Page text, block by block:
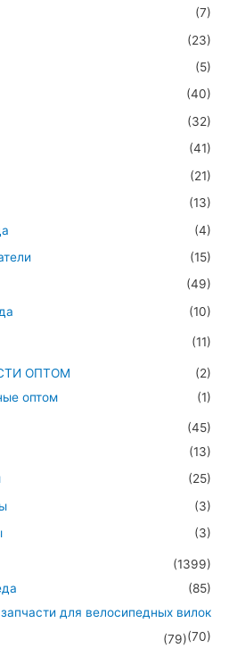
(7)
(23)
(5)
(40)
(32)
(41)
(21)
(13)
(4)
(15)
(49)
(10)
(11)
ОПТОМ
(2)
оптом
(1)
(45)
(13)
(25)
(3)
(3)
(1399)
(85)
для велосипедных вилок
(70)
(79)